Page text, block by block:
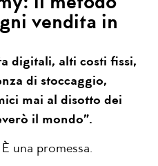
vendita in
digitali, alti costi fissi,
di stoccaggio,
mai al disotto dei
il mondo”.
una promessa.